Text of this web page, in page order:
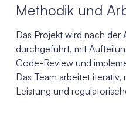
Methodik und
Das Projekt wird nach der
durchgeführt, mit
Code-Review und
Das Team arbeitet
Leistung und